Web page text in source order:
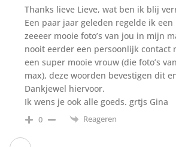
Thanks lieve Lieve, wat ben ik blij
Een paar jaar geleden regelde ik
zeeeer mooie foto’s van jou in mijn
nooit eerder een persoonlijk contact
een super mooie vrouw (die foto’s
max), deze woorden bevestigen dit
Dankjewel hiervoor.
Ik wens je ook alle goeds. grtjs Gina
0 Reageren